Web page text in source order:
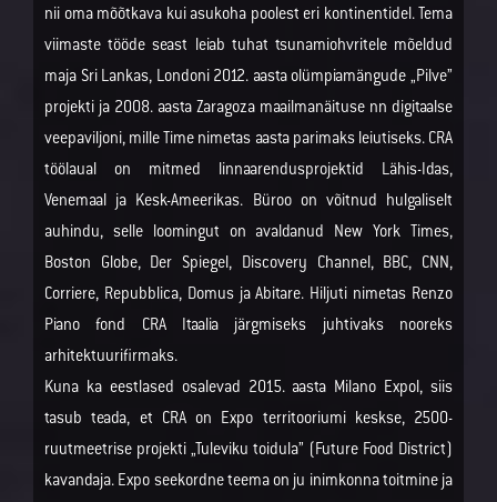
nii oma mõõtkava kui asukoha poolest eri kontinentidel. Tema
viimaste tööde seast leiab tuhat tsunamiohvritele mõeldud
maja Sri Lankas, Londoni 2012. aasta olümpiamängude „Pilve”
projekti ja 2008. aasta Zaragoza maailmanäituse nn digitaalse
veepaviljoni, mille Time nimetas aasta parimaks leiutiseks. CRA
töölaual on mitmed linnaarendusprojektid Lähis-Idas,
Venemaal ja Kesk-Ameerikas. Büroo on võitnud hulgaliselt
auhindu, selle loomingut on avaldanud New York Times,
Boston Globe, Der Spiegel, Discovery Channel, BBC, CNN,
Corriere, Repubblica, Domus ja Abitare. Hiljuti nimetas Renzo
Piano fond CRA Itaalia järgmiseks juhtivaks nooreks
arhitektuurifirmaks.
Kuna ka eestlased osalevad 2015. aasta Milano Expol, siis
tasub teada, et CRA on Expo territooriumi keskse, 2500-
ruutmeetrise projekti „Tuleviku toidula” (Future Food District)
kavandaja. Expo seekordne teema on ju inimkonna toitmine ja